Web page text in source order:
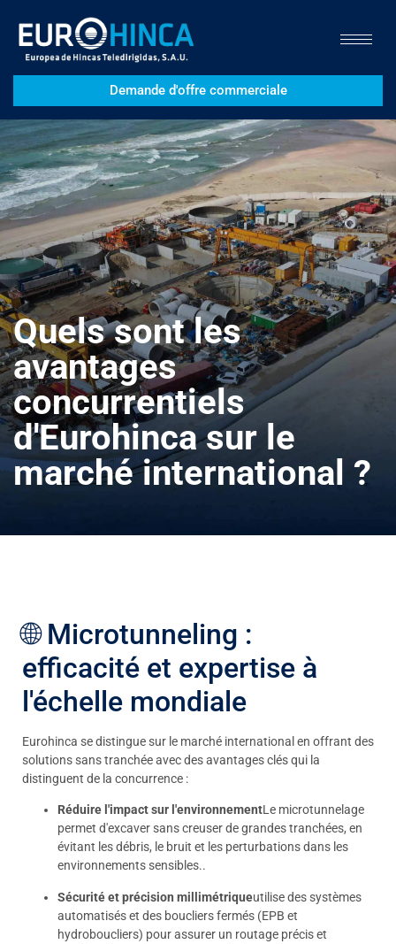
Demande d'offre commerciale
Quels sont les
avantages
concurrentiels
d'Eurohinca sur le
marché international ?
🌐 Microtunneling :
efficacité et expertise à
l'échelle mondiale
Eurohinca se distingue sur le marché international en offrant des
solutions sans tranchée avec des avantages clés qui la
distinguent de la concurrence :
Réduire l'impact sur l'environnementLe microtunnelage
permet d'excaver sans creuser de grandes tranchées, en
évitant les débris, le bruit et les perturbations dans les
environnements sensibles..
Sécurité et précision millimétriqueutilise des systèmes
automatisés et des boucliers fermés (EPB et
hydroboucliers) pour assurer un routage précis et